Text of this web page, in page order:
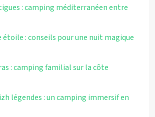
: camping méditerranéen entre
: conseils pour une nuit magique
: camping familial sur la côte
légendes : un camping immersif en